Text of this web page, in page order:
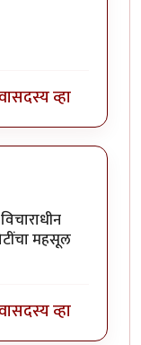
सदस्य व्हा
महसूल
सदस्य व्हा